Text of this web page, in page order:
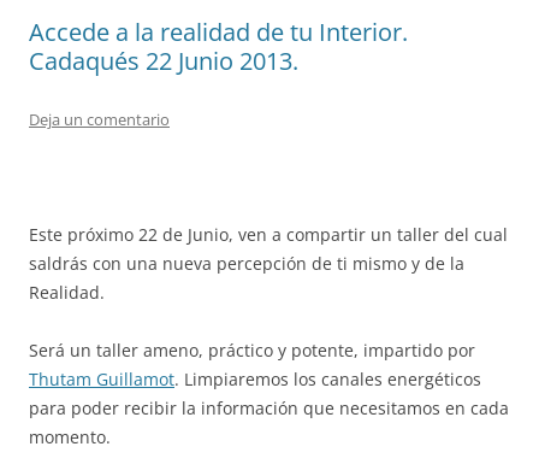
Accede a la realidad de tu Interior.
Cadaqués 22 Junio 2013.
Deja un comentario
Este próximo 22 de Junio, ven a compartir un taller del cual
saldrás con una nueva percepción de ti mismo y de la
Realidad.
Será un taller ameno, práctico y potente, impartido por
Thutam Guillamot. Limpiaremos los canales energéticos
para poder recibir la información que necesitamos en cada
momento.